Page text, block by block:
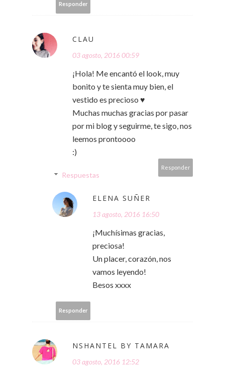
Responder
CLAU
03 agosto, 2016 00:59
¡Hola! Me encantó el look, muy
bonito y te sienta muy bien, el
vestido es precioso ♥
Muchas muchas gracias por pasar
por mi blog y seguirme, te sigo, nos
leemos prontoooo
:)
Responder
Respuestas
ELENA SUÑER
13 agosto, 2016 16:50
¡Muchísimas gracias,
preciosa!
Un placer, corazón, nos
vamos leyendo!
Besos xxxx
Responder
NSHANTEL BY TAMARA
03 agosto, 2016 12:52